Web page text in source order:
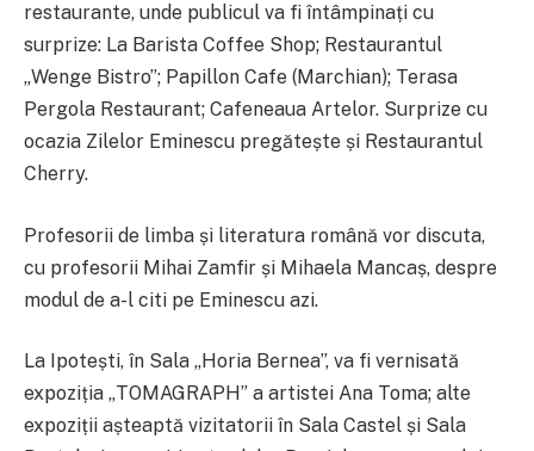
restaurante, unde publicul va fi întâmpinați cu
surprize: La Barista Coffee Shop; Restaurantul
„Wenge Bistro”; Papillon Cafe (Marchian); Terasa
Pergola Restaurant; Cafeneaua Artelor. Surprize cu
ocazia Zilelor Eminescu pregătește și Restaurantul
Cherry.
Profesorii de limba și literatura română vor discuta,
cu profesorii Mihai Zamfir și Mihaela Mancaș, despre
modul de a-l citi pe Eminescu azi.
La Ipotești, în Sala „Horia Bernea”, va fi vernisată
expoziția „TOMAGRAPH” a artistei Ana Toma; alte
expoziții așteaptă vizitatorii în Sala Castel și Sala